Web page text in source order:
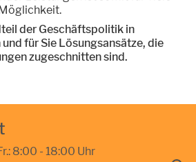
der Geschäftspolitik in
für Sie Lösungsansätze, die
zugeschnitten sind.
8:00 - 18:00 Uhr